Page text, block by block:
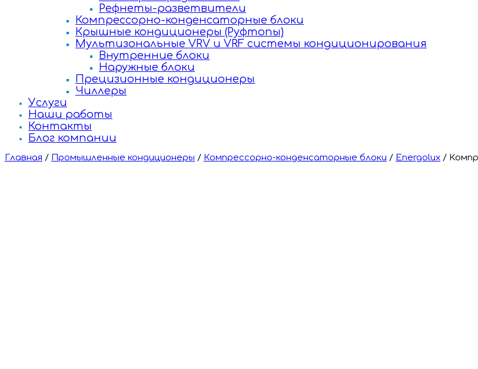
Рефнеты-разветвители
Компрессорно-конденсаторные блоки
Крышные кондиционеры (Руфтопы)
Мультизональные VRV и VRF системы кондиционирования
Внутренние блоки
Наружные блоки
Прецизионные кондиционеры
Чиллеры
Услуги
Наши работы
Контакты
Блог компании
Главная / Промышленные кондиционеры / Компрессорно-конденсаторные блоки / Energolux /